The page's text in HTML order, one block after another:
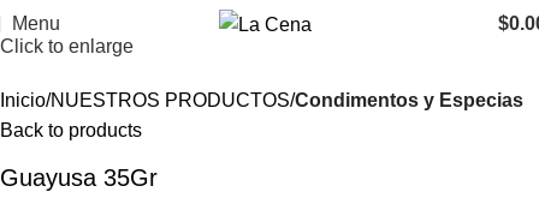
Menu $
Click to enlarge
Inicio NUESTROS PRODUCTOS Condimentos y Especias
Back to products
Guayusa 35Gr